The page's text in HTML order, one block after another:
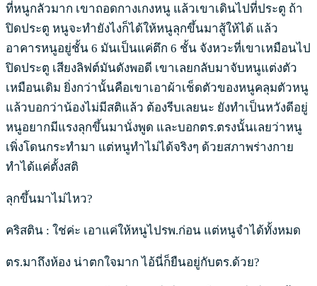
ที่หนูกลัวมาก เขาถอดกางเกงหนู แล้วเขาเดินไปที่ประตู ถ้า
ปิดประตู หนูจะทำยังไงก็ได้ให้หนูลุกขึ้นมาสู้ให้ได้ แล้ว
อาคารหนูอยู่ชั้น 6 มันเป็นแค่ตึก 6 ชั้น จังหวะที่เขาเหมือนไป
ปิดประตู เสียงลิฟต์มันดังพอดี เขาเลยกลับมาจับหนูแต่งตัว
เหมือนเดิม ยิ่งกว่านั้นคือเขาเอาผ้าเช็ดตัวของหนูคลุมตัวหนู
แล้วบอกว่าน้องไม่มีสติแล้ว ต้องรีบเลยนะ ยังทำเป็นหวังดีอยู่
หนูอยากมีแรงลุกขึ้นมานั่งพูด และบอกตร.ตรงนั้นเลยว่าหนู
เพิ่งโดนกระทำมา แต่หนูทำไม่ได้จริงๆ ด้วยสภาพร่างกาย
ทำได้แค่ตั้งสติ
ลุกขึ้นมาไม่ไหว?
คริสติน : ใช่ค่ะ เอาแค่ให้หนูไปรพ.ก่อน แต่หนูจำได้ทั้งหมด
ตร.มาถึงห้อง น่าตกใจมาก ไอ้นี่ก็ยืนอยู่กับตร.ด้วย?